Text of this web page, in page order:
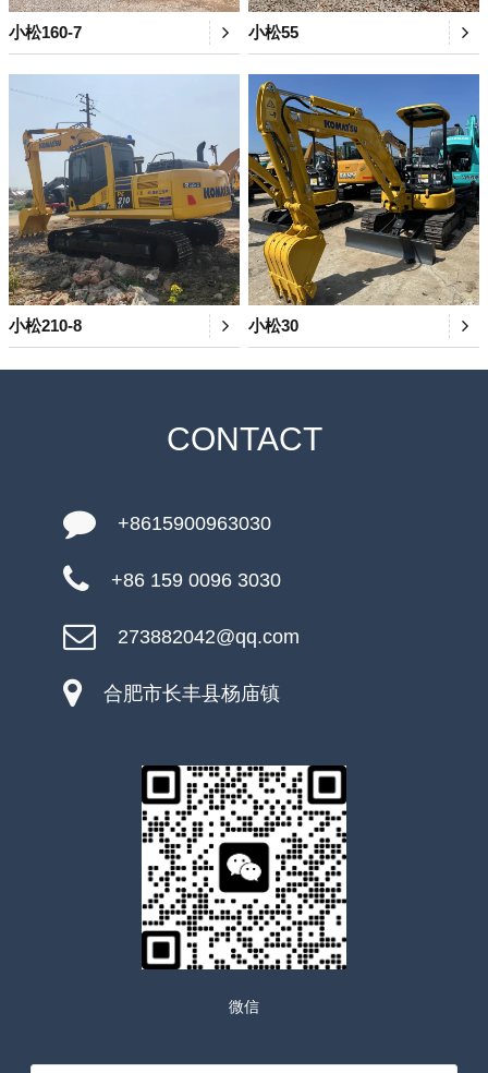
小松160-7 小松55
小松210-8 小松30
CONTACT
+8615900963030
+86 159 0096 3030
273882042@qq.com
合肥市长丰县杨庙镇
微信